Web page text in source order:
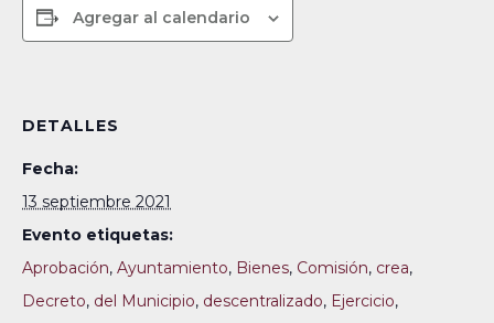
Agregar al calendario
DETALLES
Fecha:
13 septiembre 2021
Evento etiquetas:
Aprobación, Ayuntamiento, Bienes, Comisión, crea,
Decreto, del Municipio, descentralizado, Ejercicio,